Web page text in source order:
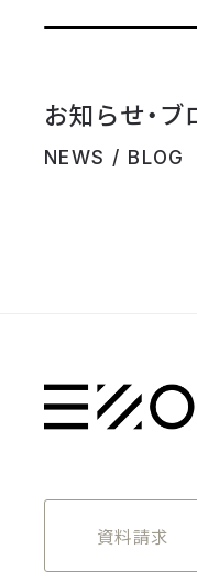
お知らせ・ブ
NEWS / BLOG
資料請求